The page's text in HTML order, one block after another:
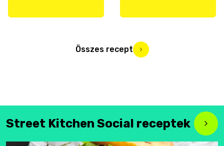
Összes recept
Street Kitchen Social receptek